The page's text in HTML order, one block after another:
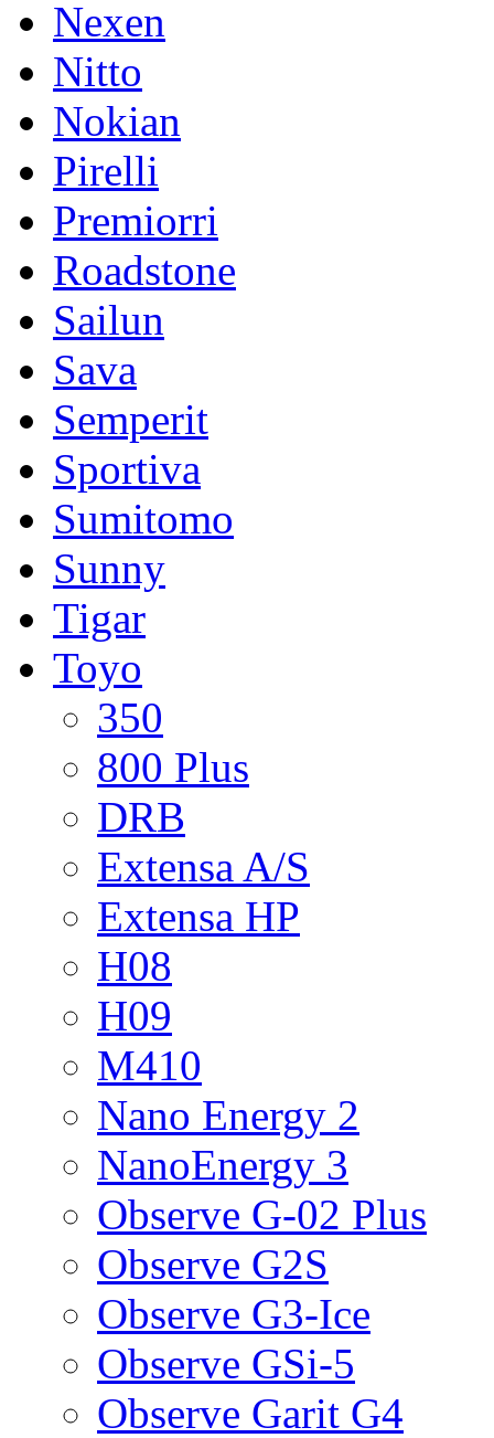
Nexen
Nitto
Nokian
Pirelli
Premiorri
Roadstone
Sailun
Sava
Semperit
Sportiva
Sumitomo
Sunny
Tigar
Toyo
350
800 Plus
DRB
Extensa A/S
Extensa HP
H08
H09
M410
Nano Energy 2
NanoEnergy 3
Observe G-02 Plus
Observe G2S
Observe G3-Ice
Observe GSi-5
Observe Garit G4